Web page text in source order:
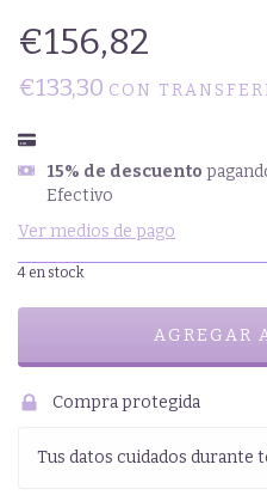
€156,82
€133,30 CON
15% de descuento
Efectivo
Ver medios de pago
4 en stock
Compra protegida
Tus datos cuidados durante